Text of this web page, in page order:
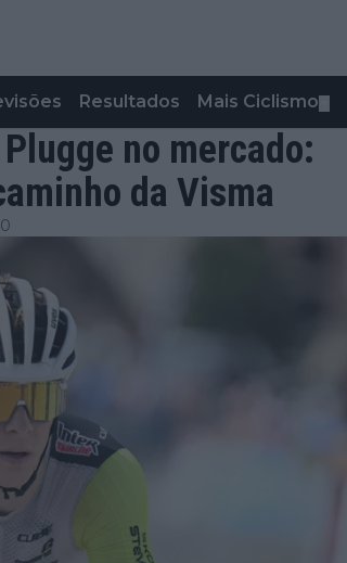
Resultados Mais Ciclismo
no mercado:
da Visma